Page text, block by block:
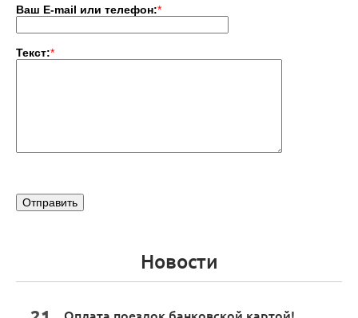
Ваш E-mail или телефон:*
Текст:*
Новости